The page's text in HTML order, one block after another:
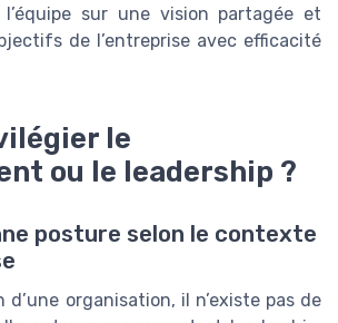
l’équipe sur une vision partagée et
de l’entreprise avec efficacité
le
ou le leadership ?
posture selon le contexte
d’une organisation, il n’existe pas de